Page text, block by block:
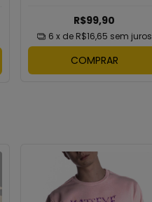
R$99,90
6 x de R$16,65 sem juros
COMPRAR